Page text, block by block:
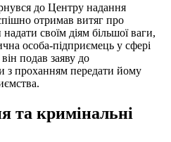
до Центру надання
отримав витяг про
своїм діям більшої ваги,
особа-підприємець у сфері
подав заяву до
з проханням передати йому
та кримінальні